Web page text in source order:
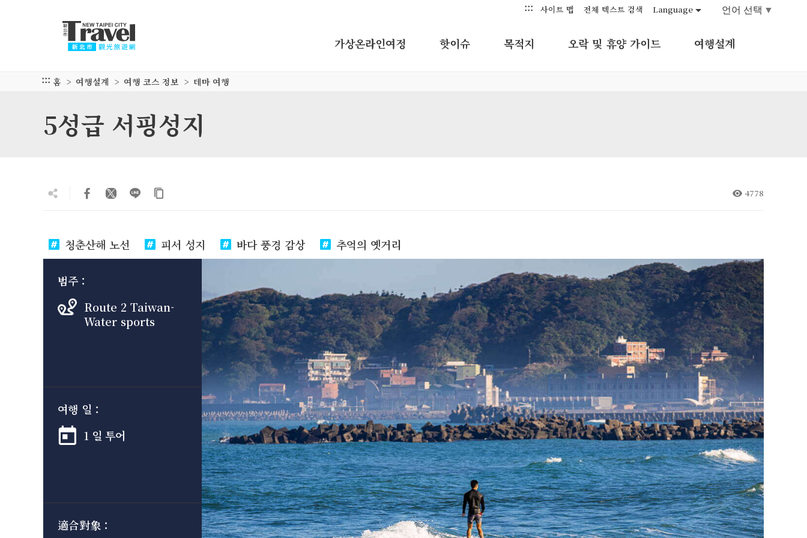
::: 사이트 맵 전체 텍스트 검색 Language 언어 선택 ▼
가상온라인여정 핫이슈 목적지 오락 및 휴양 가이드 여행설계
::: 홈 여행설계 여행 코스 정보 테마 여행
5성급 서핑성지
4778
청춘산해 노선 피서 성지 바다 풍경 감상 추억의 옛거리
범주：
Route 2 Taiwan-
Water sports
여행 일：
1 일 투어
適合對象：